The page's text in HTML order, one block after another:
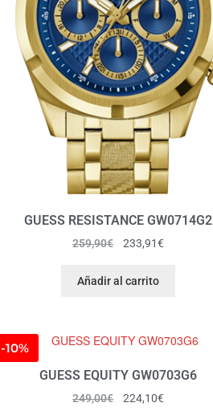
GUESS RESISTANCE GW0714G2
259,90€ 233,91€
Añadir al carrito
-10%
GUESS EQUITY GW0703G6
249,00€ 224,10€